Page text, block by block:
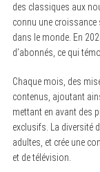
des classiques aux
connu une
dans le monde. En
d’abonnés, ce qui
Chaque mois, des
contenus, ajoutant
mettant en avant des
exclusifs. La diversité
adultes, et crée une
et de télévision.